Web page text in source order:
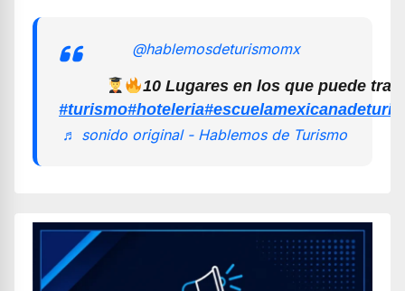
@hablemosdeturismomx
10 Lugares en los que puede
#turismo#hoteleria
♬ sonido original - Hablemos de Turismo